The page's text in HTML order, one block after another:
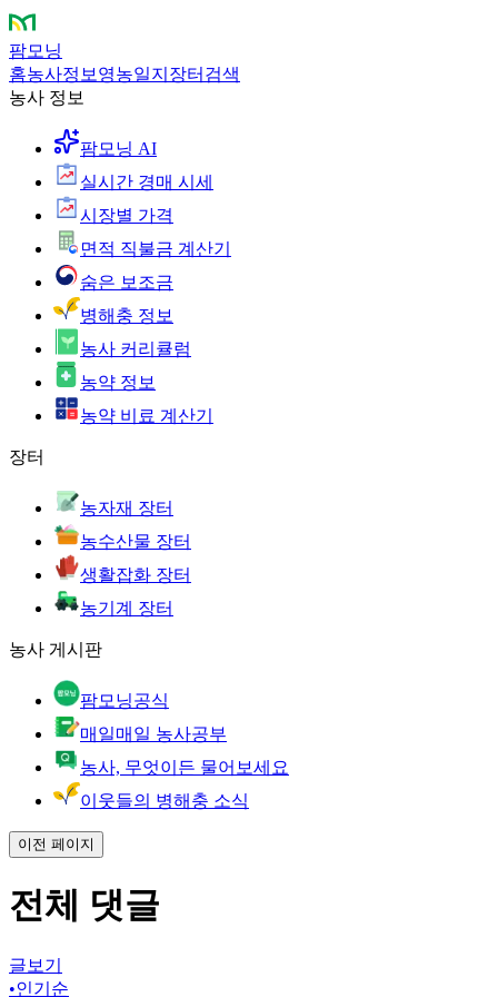
팜모닝
홈농사정보 영농일지 장터 검색
농사 정보
팜모닝 AI
실시간 경매 시세
시장별 가격
면적 직불금 계산기
숨은 보조금
병해충 정보
농사 커리큘럼
농약 정보
농약 비료 계산기
장터
농자재 장터
농수산물 장터
생활잡화 장터
농기계 장터
농사 게시판
팜모닝공식
매일매일 농사공부
농사, 무엇이든 물어보세요
이웃들의 병해충 소식
이전 페이지
전체 댓글
글보기
•인기순